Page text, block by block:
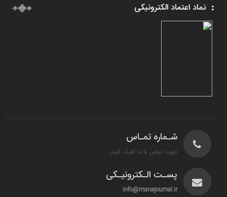
نماد اعتماد الکترونیکی
شـماره تمـاس
جهت تماس با ما کلیک کنید
پسـت الـکترونیـکی
info@manajournal.ir